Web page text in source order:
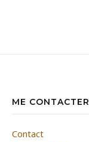
ME CONTACTER
Contact